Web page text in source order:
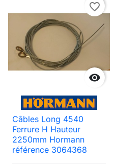

favorite_border
Câbles Long 4540
Ferrure H Hauteur
2250mm Hormann
référence 3064368